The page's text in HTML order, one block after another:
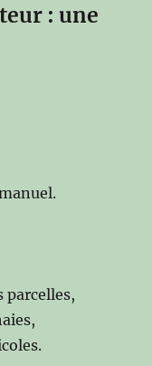
: une
parcelles,